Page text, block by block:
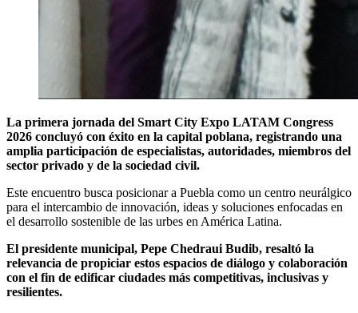
La primera jornada del Smart City Expo LATAM Congress
2026 concluyó con éxito en la capital poblana, registrando una
amplia participación de especialistas, autoridades, miembros del
sector privado y de la sociedad civil.
Este encuentro busca posicionar a Puebla como un centro neurálgico
para el intercambio de innovación, ideas y soluciones enfocadas en
el desarrollo sostenible de las urbes en América Latina.
El presidente municipal, Pepe Chedraui Budib, resaltó la
relevancia de propiciar estos espacios de diálogo y colaboración
con el fin de edificar ciudades más competitivas, inclusivas y
resilientes.